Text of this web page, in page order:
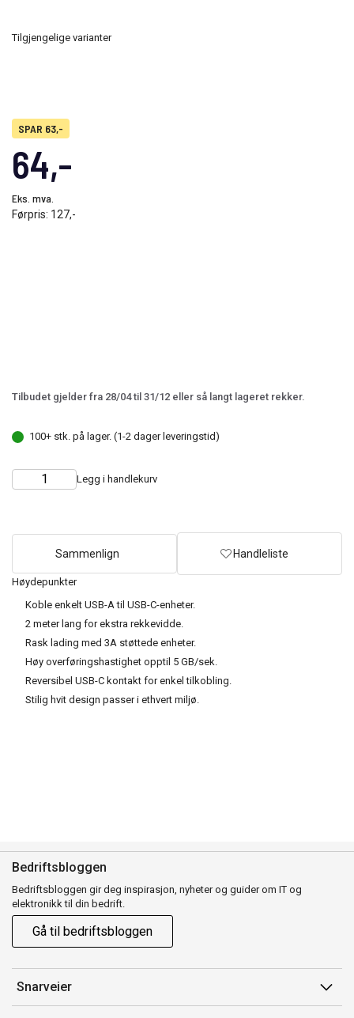
Høydepunkter
Koble enkelt USB-A til USB-C-enheter.
2 meter lang for ekstra rekkevidde.
Rask lading med 3A støttede enheter.
Høy overføringshastighet opptil 5 GB/sek.
Reversibel USB-C kontakt for enkel tilkobling.
Stilig hvit design passer i ethvert miljø.
SPAR 63,-
64,-
Eks. mva.
Førpris: 127,-
Tilgjengelige varianter
Tilbudet gjelder fra 28/04 til 31/12 eller så langt lageret rekker.
100+ stk. på lager. (1-2 dager leveringstid)
Choose
Quantity Legg i handlekurv
Sammenlign Handleliste
Bedriftsbloggen
Bedriftsbloggen gir deg inspirasjon, nyheter og guider om IT og
elektronikk til din bedrift.
Gå til bedriftsbloggen
Snarveier